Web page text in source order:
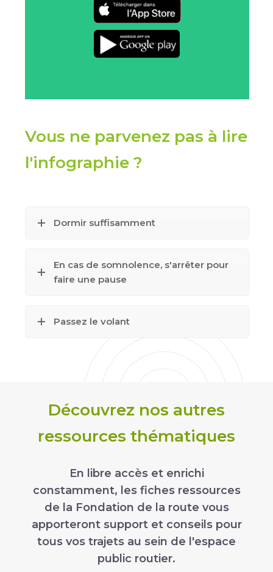
Téléchargement
sur l'app store
Téléchargement
sur google play
Vous ne parvenez pas à lire
l'infographie ?
Dormir suffisamment
En cas de somnolence, s'arrêter pour
faire une pause
Passez le volant
Découvrez nos autres
ressources thématiques
En libre accès et enrichi
constamment, les fiches ressources
de la Fondation de la route vous
apporteront support et conseils pour
tous vos trajets au sein de l'espace
public routier.